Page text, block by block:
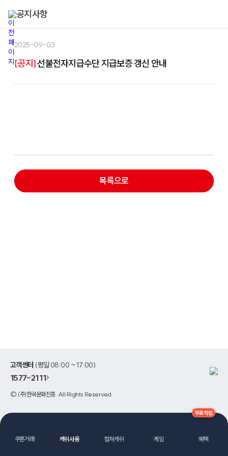
공지사항
2025-09-03
[공지]선불전자지급수단 지급보증 갱신 안내
목록으로
쿠폰거래 캐쉬사용 컬쳐캐쉬 게임 혜택
무료적립
고객센터 (평일 08:00 ~ 17:00)
1577-2111>
© (주)한국문화진흥. All Rights Reserved.